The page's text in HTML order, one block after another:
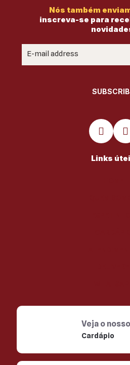
Nós também
inscreva-se para
Links
Veja o nosso
Cardápio